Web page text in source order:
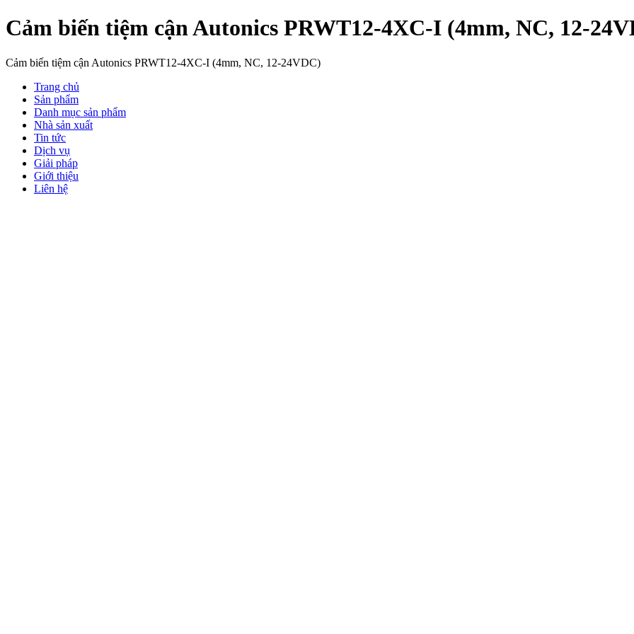
Cảm biến tiệm cận Autonics PRWT12-4XC-I (4mm, NC, 12-
Cảm biến tiệm cận Autonics PRWT12-4XC-I (4mm, NC, 12-24VDC)
Trang chủ
Sản phẩm
Danh mục sản phẩm
Nhà sản xuất
Tin tức
Dịch vụ
Giải pháp
Giới thiệu
Liên hệ